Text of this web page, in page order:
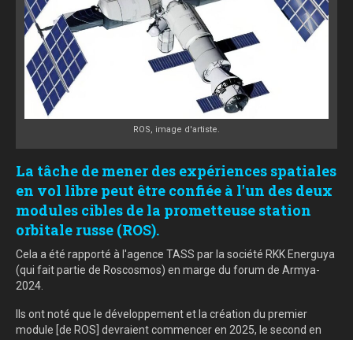
ROS, image d'artiste.
La tâche de mener des expériences spatiales
en vol libre peut être confiée à l'un des deux
modules cibles de la prometteuse station
orbitale russe (ROS).
Cela a été rapporté à l'agence TASS par la société RKK Energuya
(qui fait partie de Roscosmos) en marge du forum de Armya-
2024.
Ils ont noté que le développement et la création du premier
module [de ROS] devraient commencer en 2025, le second en